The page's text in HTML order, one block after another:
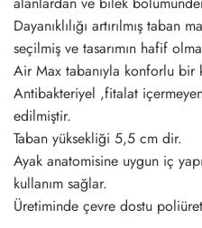
Dayanıklılığı artırılmış
seçilmiş ve tasarımın hafif
Air Max tabanıyla konforlu bir
Antibakteriyel ,fitalat
edilmiştir.
Taban yüksekliği 5,5 cm dir.
Ayak anatomisine uygun iç
kullanım sağlar.
Üretiminde çevre dostu